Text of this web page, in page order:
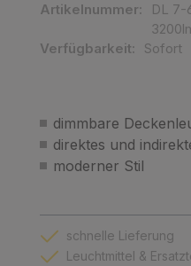
dimmbare
direktes und
moderner Stil
Artikelnummer:
DL 7-
Verfügbarkeit:
Sofort
schnelle Lieferung
Leuchtmittel &